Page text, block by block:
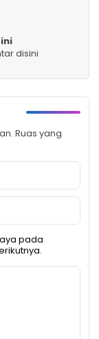
disini
Ruas yang
pada